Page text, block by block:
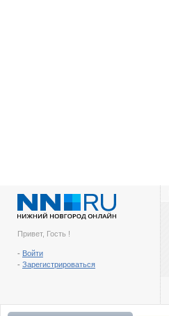
Привет, Гость !
- Войти
- Зарегистрироваться